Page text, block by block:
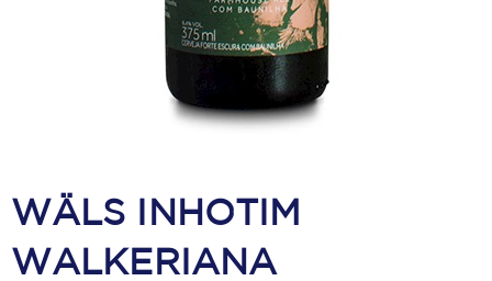
WÄLS INHOTIM
WALKERIANA